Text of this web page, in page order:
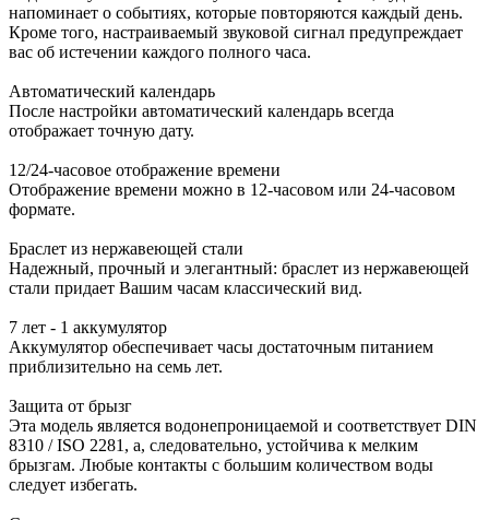
напоминает о событиях, которые повторяются каждый день.
Кроме того, настраиваемый звуковой сигнал предупреждает
вас об истечении каждого полного часа.
Автоматический календарь
После настройки автоматический календарь всегда
отображает точную дату.
12/24-часовое отображение времени
Отображение времени можно в 12-часовом или 24-часовом
формате.
Браслет из нержавеющей стали
Надежный, прочный и элегантный: браслет из нержавеющей
стали придает Вашим часам классический вид.
7 лет - 1 аккумулятор
Аккумулятор обеспечивает часы достаточным питанием
приблизительно на семь лет.
Защита от брызг
Эта модель является водонепроницаемой и соответствует DIN
8310 / ISO 2281, а, следовательно, устойчива к мелким
брызгам. Любые контакты с большим количеством воды
следует избегать.